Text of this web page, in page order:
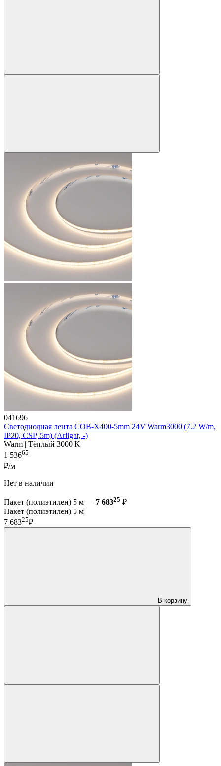
041696
Светодиодная лента COB-X400-5mm 24V Warm3000 (7.2 W/m,
IP20, CSP, 5m) (Arlight, -)
Warm | Тёплый 3000 K
1 53665
₽/м
Нет в наличии
Пакет (полиэтилен) 5 м — 7 68325 ₽
Пакет (полиэтилен) 5 м
7 68325₽
В корзину